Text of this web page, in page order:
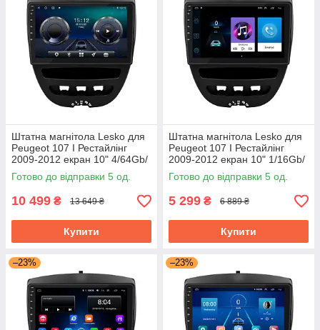
Штатна магнітола Lesko для
Peugeot 107 I Рестайлінг
2009-2012 екран 10" 4/64Gb/
4G/ Wi-Fi/ CarPlay Top
Готово до відправки 5 од.
10 499 ₴ 13 649 ₴
Купити
Штатна магнітола Lesko для
Peugeot 107 I Рестайлінг
2009-2012 екран 10" 1/16Gb/
Wi-Fi Optima GPS Android
Готово до відправки 5 од.
5 299 ₴ 6 889 ₴
Купити
–23% –23%